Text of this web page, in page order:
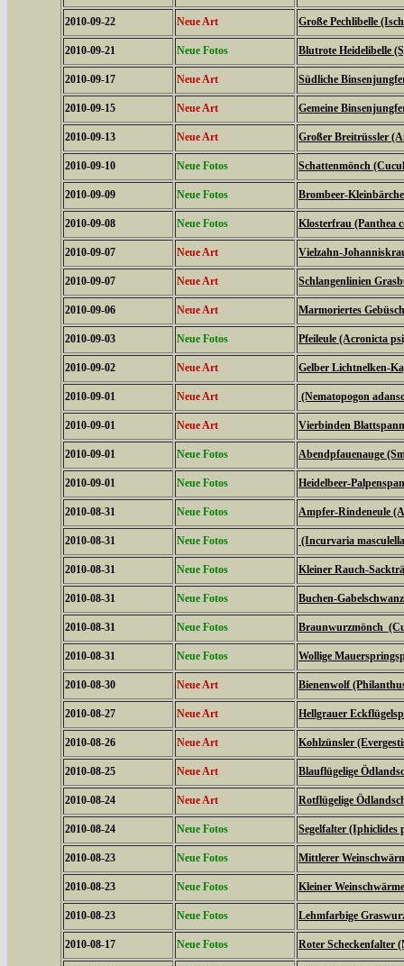
2010-09-22 Neue Art Große Pechlibelle
2010-09-21 Neue Fotos Blutrote Heidelibelle
2010-09-17 Neue Art Südliche
2010-09-15 Neue Art Gemeine
2010-09-13 Neue Art Großer Breitrüssler
2010-09-10 Neue Fotos Schattenmönch
2010-09-09 Neue Fotos Brombeer-
2010-09-08 Neue Fotos Klosterfrau (Panthea
2010-09-07 Neue Art Vielzahn-
2010-09-07 Neue Art Schlangenlinien
2010-09-06 Neue Art Marmoriertes
2010-09-03 Neue Fotos Pfeileule (Acronicta
2010-09-02 Neue Art Gelber Lichtnelken-
2010-09-01 Neue Art (Nematopogon
2010-09-01 Neue Art Vierbinden
2010-09-01 Neue Fotos Abendpfauenauge
2010-09-01 Neue Fotos Heidelbeer-
2010-08-31 Neue Fotos Ampfer-Rindeneule
2010-08-31 Neue Fotos (Incurvaria
2010-08-31 Neue Fotos Kleiner Rauch-
2010-08-31 Neue Fotos Buchen-
2010-08-31 Neue Fotos Braunwurzmönch
2010-08-31 Neue Fotos Wollige
2010-08-30 Neue Art Bienenwolf
2010-08-27 Neue Art Hellgrauer
2010-08-26 Neue Art Kohlzünsler
2010-08-25 Neue Art Blauflügelige
2010-08-24 Neue Art Rotflügelige
2010-08-24 Neue Fotos Segelfalter (Iphiclides
2010-08-23 Neue Fotos Mittlerer
2010-08-23 Neue Fotos Kleiner
2010-08-23 Neue Fotos Lehmfarbige
2010-08-17 Neue Fotos Roter Scheckenfalter